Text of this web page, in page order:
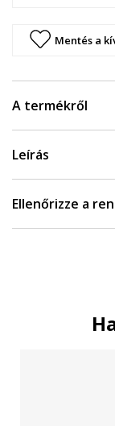
Mentés a
A termékről
Leírás
Ellenőrizze a